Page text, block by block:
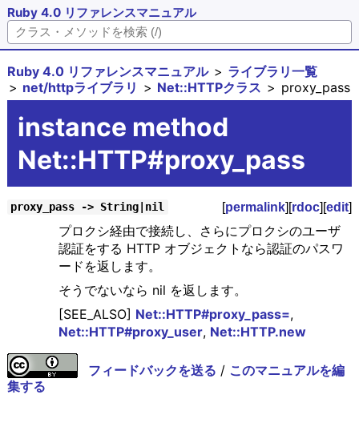
Ruby 4.0 リファレンスマニュアル
Ruby 4.0 リファレンスマニュアル
ライブラリ一覧
net/httpライブラリ
Net::HTTPクラス proxy_pass
instance method
Net::HTTP#proxy_pass
proxy_pass -> String|nil [permalink][rdoc][edit]
プロクシ経由で接続し、さらにプロクシのユーザ
認証をする HTTP オブジェクトなら認証のパスワ
ードを返します。
そうでないなら nil を返します。
[SEE_ALSO] Net::HTTP#proxy_pass=,
Net::HTTP#proxy_user, Net::HTTP.new
フィードバックを送る / このマニュアルを編
集する